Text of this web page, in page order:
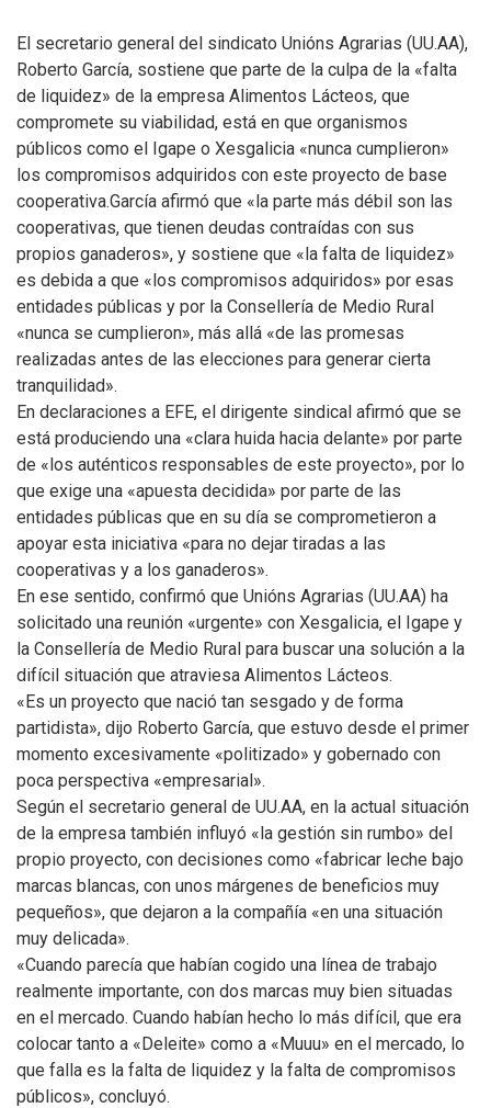
El secretario general del sindicato Unións Agrarias (UU.AA),
Roberto García, sostiene que parte de la culpa de la «falta
de liquidez» de la empresa Alimentos Lácteos, que
compromete su viabilidad, está en que organismos
públicos como el Igape o Xesgalicia «nunca cumplieron»
los compromisos adquiridos con este proyecto de base
cooperativa.García afirmó que «la parte más débil son las
cooperativas, que tienen deudas contraídas con sus
propios ganaderos», y sostiene que «la falta de liquidez»
es debida a que «los compromisos adquiridos» por esas
entidades públicas y por la Consellería de Medio Rural
«nunca se cumplieron», más allá «de las promesas
realizadas antes de las elecciones para generar cierta
tranquilidad».
En declaraciones a EFE, el dirigente sindical afirmó que se
está produciendo una «clara huida hacia delante» por parte
de «los auténticos responsables de este proyecto», por lo
que exige una «apuesta decidida» por parte de las
entidades públicas que en su día se comprometieron a
apoyar esta iniciativa «para no dejar tiradas a las
cooperativas y a los ganaderos».
En ese sentido, confirmó que Unións Agrarias (UU.AA) ha
solicitado una reunión «urgente» con Xesgalicia, el Igape y
la Consellería de Medio Rural para buscar una solución a la
difícil situación que atraviesa Alimentos Lácteos.
«Es un proyecto que nació tan sesgado y de forma
partidista», dijo Roberto García, que estuvo desde el primer
momento excesivamente «politizado» y gobernado con
poca perspectiva «empresarial».
Según el secretario general de UU.AA, en la actual situación
de la empresa también influyó «la gestión sin rumbo» del
propio proyecto, con decisiones como «fabricar leche bajo
marcas blancas, con unos márgenes de beneficios muy
pequeños», que dejaron a la compañía «en una situación
muy delicada».
«Cuando parecía que habían cogido una línea de trabajo
realmente importante, con dos marcas muy bien situadas
en el mercado. Cuando habían hecho lo más difícil, que era
colocar tanto a «Deleite» como a «Muuu» en el mercado, lo
que falla es la falta de liquidez y la falta de compromisos
públicos», concluyó.